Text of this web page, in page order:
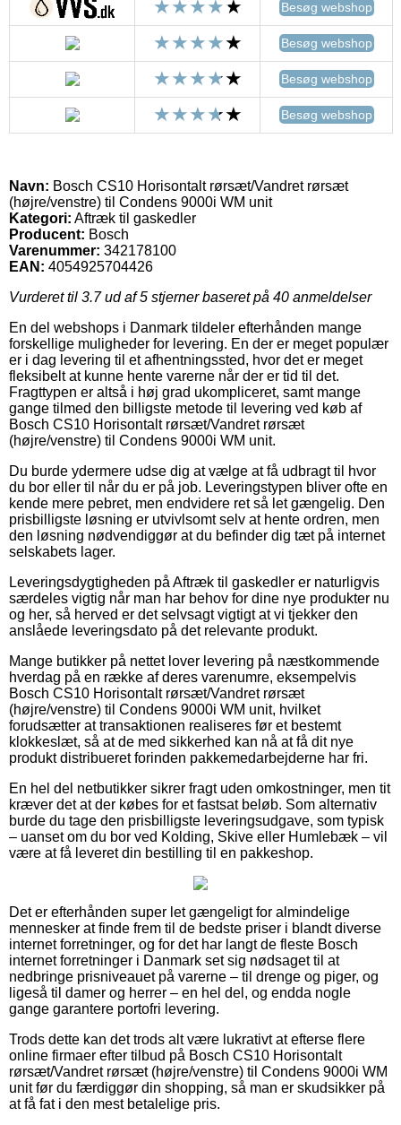
Besøg webshop
Besøg webshop
Besøg webshop
Besøg webshop
Navn: Bosch CS10 Horisontalt rørsæt/Vandret rørsæt
(højre/venstre) til Condens 9000i WM unit
Kategori: Aftræk til gaskedler
Producent: Bosch
Varenummer: 342178100
EAN: 4054925704426
Vurderet til 3.7ud af 5 stjerner baseret på 40 anmeldelser
En del webshops i Danmark tildeler efterhånden mange
forskellige muligheder for levering. En der er meget populær
er i dag levering til et afhentningssted, hvor det er meget
fleksibelt at kunne hente varerne når der er tid til det.
Fragttypen er altså i høj grad ukompliceret, samt mange
gange tilmed den billigste metode til levering ved køb af
Bosch CS10 Horisontalt rørsæt/Vandret rørsæt
(højre/venstre) til Condens 9000i WM unit.
Du burde ydermere udse dig at vælge at få udbragt til hvor
du bor eller til når du er på job. Leveringstypen bliver ofte en
kende mere pebret, men endvidere ret så let gængelig. Den
prisbilligste løsning er utvivlsomt selv at hente ordren, men
den løsning nødvendiggør at du befinder dig tæt på internet
selskabets lager.
Leveringsdygtigheden på Aftræk til gaskedler er naturligvis
særdeles vigtig når man har behov for dine nye produkter nu
og her, så herved er det selvsagt vigtigt at vi tjekker den
anslåede leveringsdato på det relevante produkt.
Mange butikker på nettet lover levering på næstkommende
hverdag på en række af deres varenumre, eksempelvis
Bosch CS10 Horisontalt rørsæt/Vandret rørsæt
(højre/venstre) til Condens 9000i WM unit, hvilket
forudsætter at transaktionen realiseres før et bestemt
klokkeslæt, så at de med sikkerhed kan nå at få dit nye
produkt distribueret forinden pakkemedarbejderne har fri.
En hel del netbutikker sikrer fragt uden omkostninger, men tit
kræver det at der købes for et fastsat beløb. Som alternativ
burde du tage den prisbilligste leveringsudgave, som typisk
– uanset om du bor ved Kolding, Skive eller Humlebæk – vil
være at få leveret din bestilling til en pakkeshop.
Det er efterhånden super let gængeligt for almindelige
mennesker at finde frem til de bedste priser i blandt diverse
internet forretninger, og for det har langt de fleste Bosch
internet forretninger i Danmark set sig nødsaget til at
nedbringe prisniveauet på varerne – til drenge og piger, og
ligeså til damer og herrer – en hel del, og endda nogle
gange garantere portofri levering.
Trods dette kan det trods alt være lukrativt at efterse flere
online firmaer efter tilbud på Bosch CS10 Horisontalt
rørsæt/Vandret rørsæt (højre/venstre) til Condens 9000i WM
unit før du færdiggør din shopping, så man er skudsikker på
at få fat i den mest betalelige pris.